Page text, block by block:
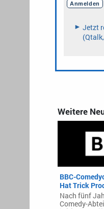
Weitere
BBC-
Hat Trick
Nach fünf
Comedy-